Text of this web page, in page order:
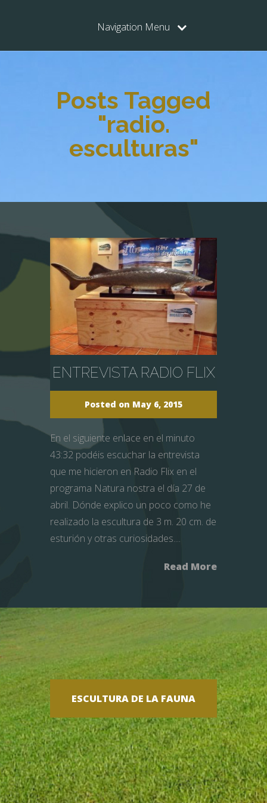
Navigation Menu
Posts Tagged
"radio.
esculturas"
ENTREVISTA RADIO FLIX
Posted on May 6, 2015
En el siguiente enlace en el minuto
43:32 podéis escuchar la entrevista
que me hicieron en Radio Flix en el
programa Natura nostra el día 27 de
abril. Dónde explico un poco como he
realizado la escultura de 3 m. 20 cm. de
esturión y otras curiosidades....
Read More
ESCULTURA DE LA FAUNA